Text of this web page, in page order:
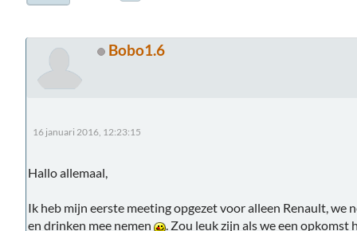
Bobo1.6
16 januari 2016, 12:23:15
Hallo allemaal,
Ik heb mijn eerste meeting opgezet voor alleen Renault, we
en drinken mee nemen
. Zou leuk zijn als we een opkomst